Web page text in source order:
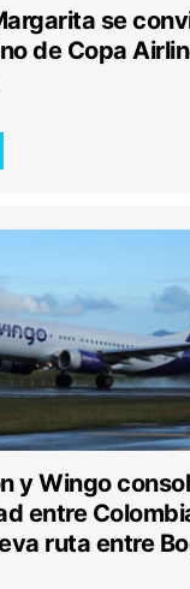
se
de Copa
y Wingo
entre
ruta entre